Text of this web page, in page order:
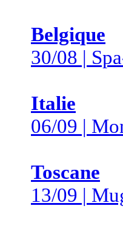
Belgique
30/08 |
Italie
06/09 |
Toscane
13/09 |